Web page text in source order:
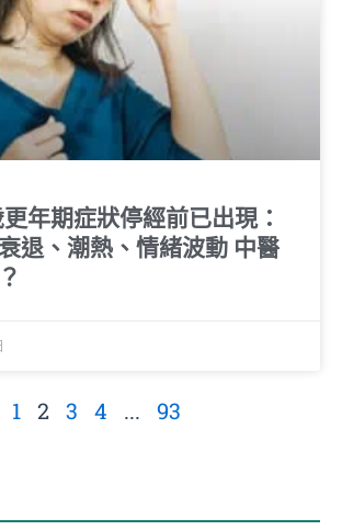
年期症狀停經前已出現：
退、潮熱、情緒波動 中醫
1 2 3 4 ... 93